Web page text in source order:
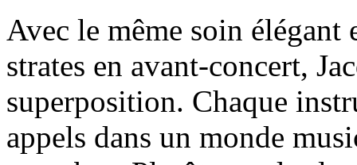
Avec le même soin élégant
strates en avant-concert,
superposition. Chaque
appels dans un monde